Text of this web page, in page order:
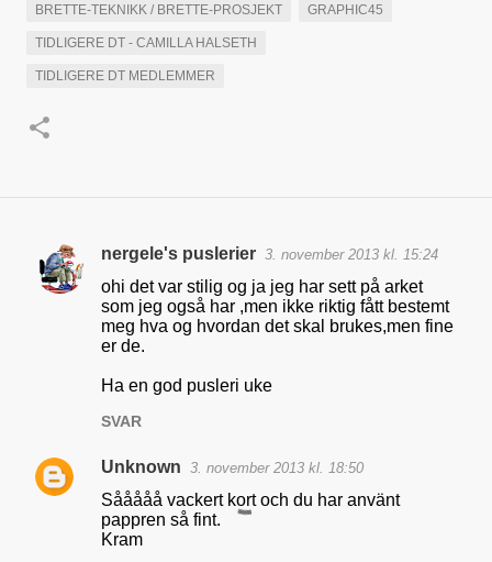
BRETTE-TEKNIKK / BRETTE-PROSJEKT GRAPHIC45
TIDLIGERE DT - CAMILLA HALSETH
TIDLIGERE DT MEDLEMMER
K
a
nergele's puslerier 3. november 2013 kl. 15:24
ohi det var stilig og ja jeg har sett på arket
som jeg også har ,men ikke riktig fått bestemt
meg hva og hvordan det skal brukes,men fine
er de.
Ha en god pusleri uke
SVAR
Unknown 3. november 2013 kl. 18:50
Sååååå vackert kort och du har använt
pappren så fint.
Kram